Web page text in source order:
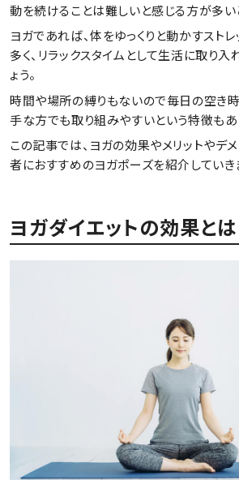
動を続けることは難しいと感じる方が多い
ヨガであれば、体をゆっくりと動かすスト
多く、リラックスタイムとして生活に取り入
ょう。
時間や場所の縛りもないので毎日の空き
手な方でも取り組みやすいという特徴もあ
この記事では、ヨガの効果やメリットやデ
者におすすめのヨガポーズを紹介していき
ヨガダイエットの効果とは